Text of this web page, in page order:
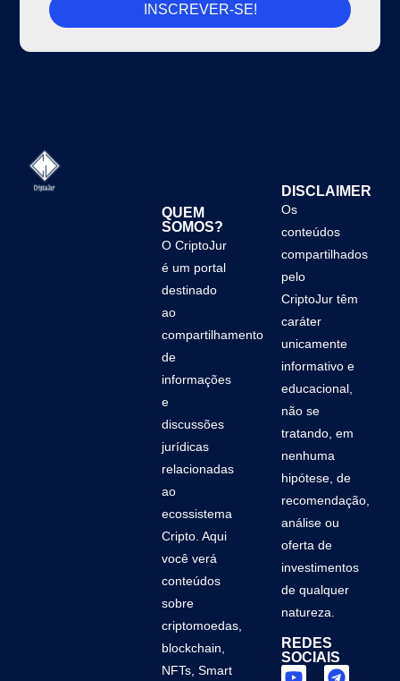
INSCREVER-SE!
QUEM
SOMOS?
O CriptoJur
é um portal
destinado
ao
compartilhamento
de
informações
e
discussões
jurídicas
relacionadas
ao
ecossistema
Cripto. Aqui
você verá
conteúdos
sobre
criptomoedas,
blockchain,
NFTs, Smart
DISCLAIMER
Os
conteúdos
compartilhados
pelo
CriptoJur têm
caráter
unicamente
informativo e
educacional,
não se
tratando, em
nenhuma
hipótese, de
recomendação,
análise ou
oferta de
investimentos
de qualquer
natureza.
REDES
SOCIAIS